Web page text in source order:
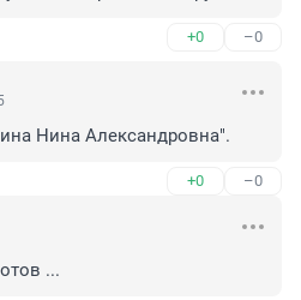
+0 –0
Нина Александровна".
+0 –0
...